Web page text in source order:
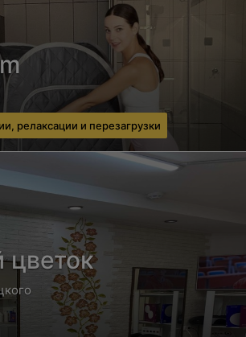
релаксации и перезагрузки
цветок